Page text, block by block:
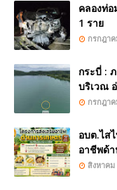
คลองท่
1 ราย
กรกฎาค
กระบี่ :
บริเวณ
กรกฎาค
อบต.ไส
อาชีพด้า
สิงหาคม